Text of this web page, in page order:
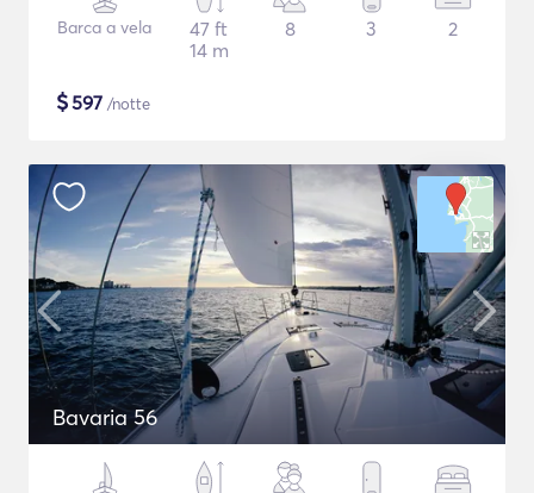
Barca a vela
47 ft
14 m
8 3 2
$597 /notte
Bavaria 56